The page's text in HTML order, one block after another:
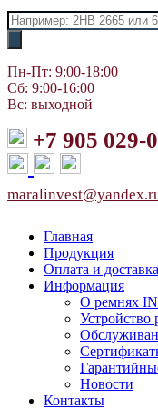
Поиск
товаров
Пн-Пт: 9:00-18:00
Сб: 9:00-16:00
Вс: выходной
+7 905 029-
Главная
Продукция
Оплата и доставка
Информация
О ремнях
Устройство
Новости
Контакты